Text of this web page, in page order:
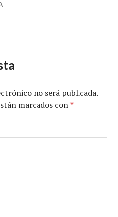
no será publicada.
marcados con*